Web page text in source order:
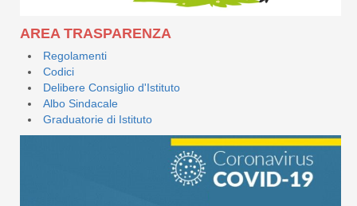
AREA TRASPARENZA
Regolamenti
Codici
Delibere Consiglio d'Istituto
Albo Sindacale
Graduatorie di Istituto